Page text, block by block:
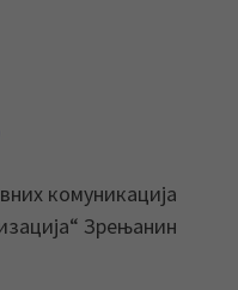
комуникација
Зрењанин